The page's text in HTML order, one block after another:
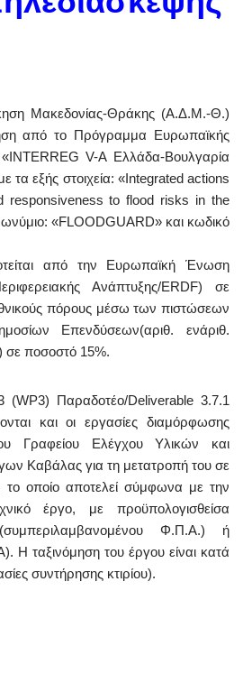
Μακεδονίας-Θράκης (Α.Δ.Μ.-Θ.)
από το Πρόγραμμα Ευρωπαϊκής
V-A Ελλάδα-Βουλγαρία
τα εξής στοιχεία: «Integrated actions
responsiveness to flood risks in the
«FLOODGUARD» και κωδικό
από την Ευρωπαϊκή Ένωση
Ανάπτυξης/ERDF) σε
πόρους μέσω των πιστώσεων
Επενδύσεων(αριθ. ενάριθ.
σε ποσοστό 15%.
(WP3) Παραδοτέο/Deliverable 3.7.1
και οι εργασίες διαμόρφωσης
Γραφείου Ελέγχου Υλικών και
Καβάλας για τη μετατροπή του σε
το οποίο αποτελεί σύμφωνα με την
έργο, με προϋπολογισθείσα
Φ.Π.Α.) ή
Η ταξινόμηση του έργου είναι κατά
συντήρησης κτιρίου).